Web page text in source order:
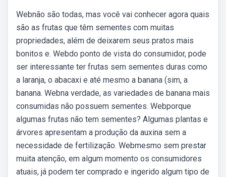
Webnão são todas, mas você vai conhecer agora quais
são as frutas que têm sementes com muitas
propriedades, além de deixarem seus pratos mais
bonitos e. Webdo ponto de vista do consumidor, pode
ser interessante ter frutas sem sementes duras como
a laranja, o abacaxi e até mesmo a banana (sim, a
banana. Webna verdade, as variedades de banana mais
consumidas não possuem sementes. Webporque
algumas frutas não tem sementes? Algumas plantas e
árvores apresentam a produção da auxina sem a
necessidade de fertilização. Webmesmo sem prestar
muita atenção, em algum momento os consumidores
atuais, já podem ter comprado e ingerido algum tipo de